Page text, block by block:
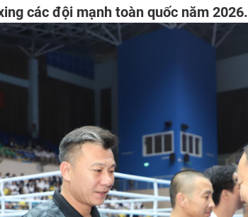
các đội mạnh toàn quốc năm 2026.